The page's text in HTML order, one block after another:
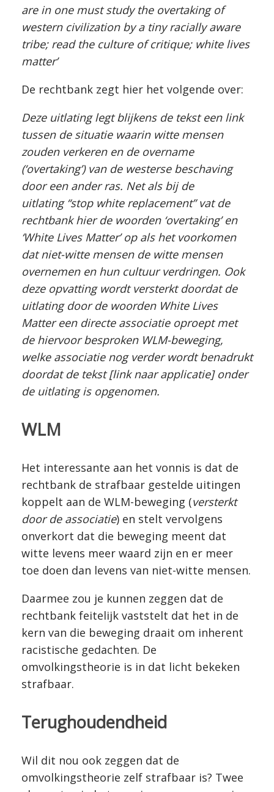
are in one must study the overtaking of
western civilization by a tiny racially aware
tribe; read the culture of critique; white lives
matter’
De rechtbank zegt hier het volgende over:
Deze uitlating legt blijkens de tekst een link
tussen de situatie waarin witte mensen
zouden verkeren en de overname
(‘overtaking’) van de westerse beschaving
door een ander ras. Net als bij de
uitlating “stop white replacement” vat de
rechtbank hier de woorden ‘overtaking’ en
‘White Lives Matter’ op als het voorkomen
dat niet-witte mensen de witte mensen
overnemen en hun cultuur verdringen. Ook
deze opvatting wordt versterkt doordat de
uitlating door de woorden White Lives
Matter een directe associatie oproept met
de hiervoor besproken WLM-beweging,
welke associatie nog verder wordt benadrukt
doordat de tekst [link naar applicatie] onder
de uitlating is opgenomen.
WLM
Het interessante aan het vonnis is dat de
rechtbank de strafbaar gestelde uitingen
koppelt aan de WLM-beweging (versterkt
door de associatie) en stelt vervolgens
onverkort dat die beweging meent dat
witte levens meer waard zijn en er meer
toe doen dan levens van niet-witte mensen.
Daarmee zou je kunnen zeggen dat de
rechtbank feitelijk vaststelt dat het in de
kern van die beweging draait om inherent
racistische gedachten. De
omvolkingstheorie is in dat licht bekeken
strafbaar.
Terughoudendheid
Wil dit nou ook zeggen dat de
omvolkingstheorie zelf strafbaar is? Twee